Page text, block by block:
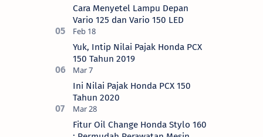
Cara Menyetel Lampu Depan
Vario 125 dan Vario 150 LED
Yuk, Intip Nilai Pajak Honda PCX
150 Tahun 2019
Ini Nilai Pajak Honda PCX 150
Tahun 2020
Fitur Oil Change Honda Stylo 160